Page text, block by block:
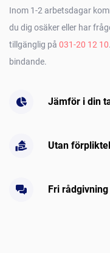
Inom 1-2 arbetsdagar
du dig osäker eller har
tillgänglig på 031-20 12 10
bindande.
Jämför i din
Utan
Fri rådgivning